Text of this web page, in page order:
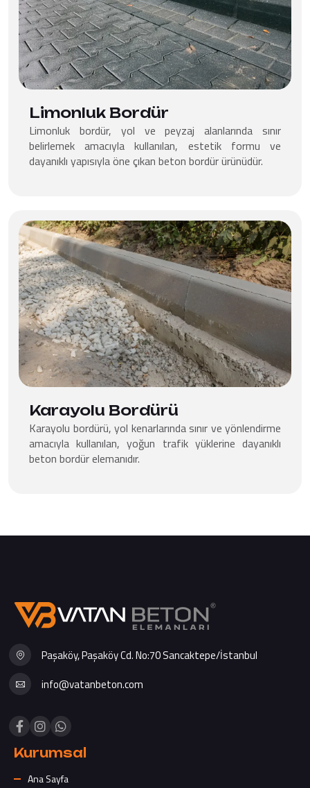
Limonluk Bordür
Limonluk bordür, yol ve peyzaj alanlarında sınır
belirlemek amacıyla kullanılan, estetik formu ve
dayanıklı yapısıyla öne çıkan beton bordür ürünüdür.
Karayolu Bordürü
Karayolu bordürü, yol kenarlarında sınır ve yönlendirme
amacıyla kullanılan, yoğun trafik yüklerine dayanıklı
beton bordür elemanıdır.
Paşaköy, Paşaköy Cd. No:70 Sancaktepe/İstanbul
info@vatanbeton.com
Kurumsal
Ana Sayfa